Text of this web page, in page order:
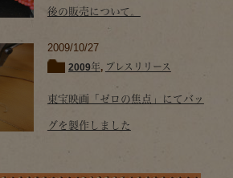
後の販売について。
2009/10/27
2009年, プレスリリース
東宝映画「ゼロの焦点」にてバッ
グを製作しました